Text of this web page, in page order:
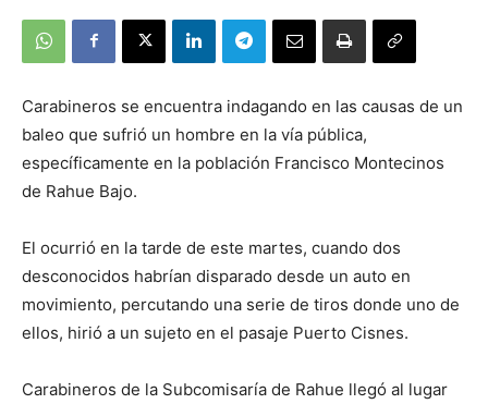
Carabineros se encuentra indagando en las causas de un
baleo que sufrió un hombre en la vía pública,
específicamente en la población Francisco Montecinos
de Rahue Bajo.
El ocurrió en la tarde de este martes, cuando dos
desconocidos habrían disparado desde un auto en
movimiento, percutando una serie de tiros donde uno de
ellos, hirió a un sujeto en el pasaje Puerto Cisnes.
Carabineros de la Subcomisaría de Rahue llegó al lugar